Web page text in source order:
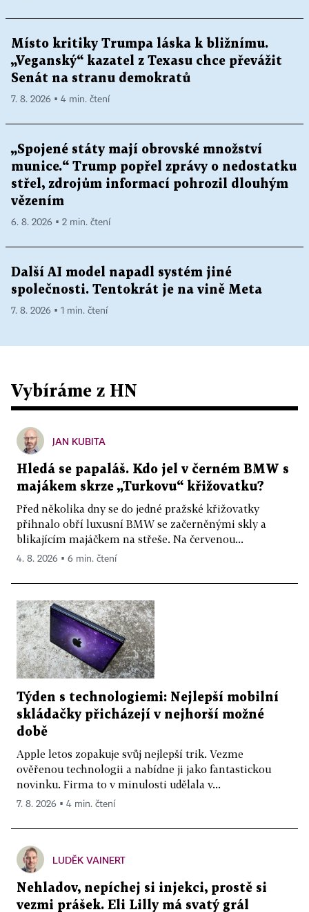
Místo kritiky Trumpa láska k bližnímu.
„Veganský“ kazatel z Texasu chce převážit
Senát na stranu demokratů
7. 8. 2026 ▪ 4 min. čtení
„Spojené státy mají obrovské množství
munice.“ Trump popřel zprávy o nedostatku
střel, zdrojům informací pohrozil dlouhým
vězením
6. 8. 2026 ▪ 2 min. čtení
Další AI model napadl systém jiné
společnosti. Tentokrát je na vině Meta
7. 8. 2026 ▪ 1 min. čtení
Vybíráme z HN
JAN KUBITA
Hledá se papaláš. Kdo jel v černém BMW s
majákem skrze „Turkovu“ křižovatku?
Před několika dny se do jedné pražské křižovatky
přihnalo obří luxusní BMW se začerněnými skly a
blikajícím majáčkem na střeše. Na červenou...
4. 8. 2026 ▪ 6 min. čtení
Týden s technologiemi: Nejlepší mobilní
skládačky přicházejí v nejhorší možné
době
Apple letos zopakuje svůj nejlepší trik. Vezme
ověřenou technologii a nabídne ji jako fantastickou
novinku. Firma to v minulosti udělala v...
7. 8. 2026 ▪ 4 min. čtení
LUDĚK VAINERT
Nehladov, nepíchej si injekci, prostě si
vezmi prášek. Eli Lilly má svatý grál